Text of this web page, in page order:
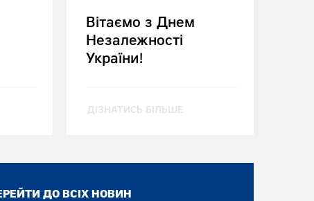
Вітаємо з Днем
Незалежності
України!
ДІЗНАТИСЬ БІЛЬШЕ
ДО ВСІХ НОВИН